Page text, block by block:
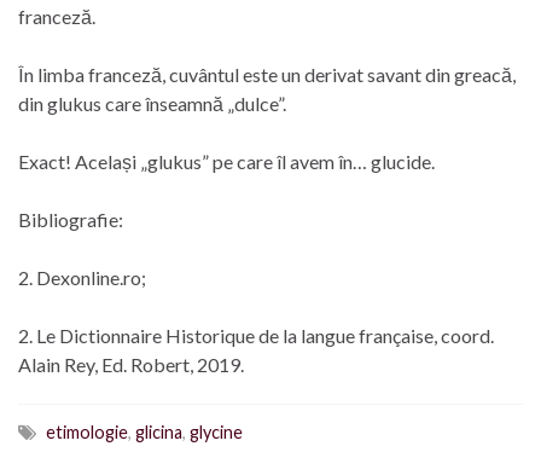
franceză.
În limba franceză, cuvântul este un derivat savant din greacă,
din glukus care înseamnă „dulce”.
Exact! Același „glukus” pe care îl avem în… glucide.
Bibliografie:
2. Dexonline.ro;
2. Le Dictionnaire Historique de la langue française, coord.
Alain Rey, Ed. Robert, 2019.
etimologie, glicina, glycine